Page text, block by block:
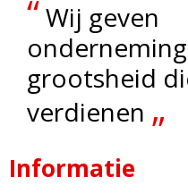
“Wij geven
grootsheid
verdienen „
Informatie